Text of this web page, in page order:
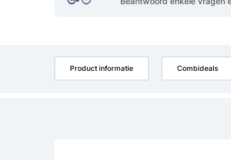
Product informatie Combideals